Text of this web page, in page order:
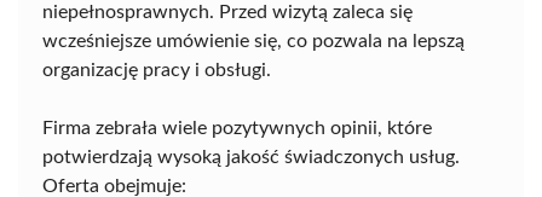
niepełnosprawnych. Przed wizytą zaleca się
wcześniejsze umówienie się, co pozwala na lepszą
organizację pracy i obsługi.
Firma zebrała wiele pozytywnych opinii, które
potwierdzają wysoką jakość świadczonych usług.
Oferta obejmuje: